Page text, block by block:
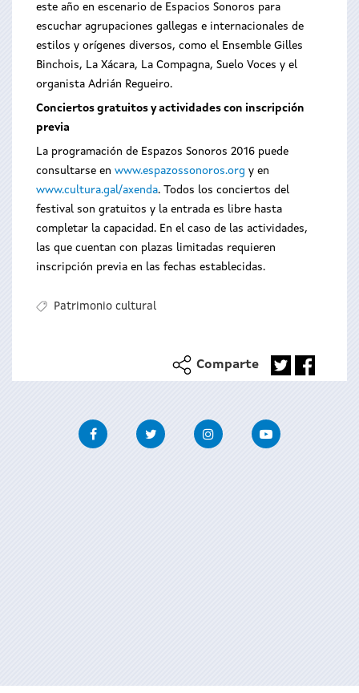
este año en escenario de Espacios Sonoros para
escuchar agrupaciones gallegas e internacionales de
estilos y orígenes diversos, como el Ensemble Gilles
Binchois, La Xácara, La Compagna, Suelo Voces y el
organista Adrián Regueiro.
Conciertos gratuitos y actividades con inscripción
previa
La programación de Espazos Sonoros 2016 puede
consultarse en www.espazossonoros.org y en
www.cultura.gal/axenda. Todos los conciertos del
festival son gratuitos y la entrada es libre hasta
completar la capacidad. En el caso de las actividades,
las que cuentan con plazas limitadas requieren
inscripción previa en las fechas establecidas.
Patrimonio cultural
Comparte
FacebookTwitter InstagramYoutube